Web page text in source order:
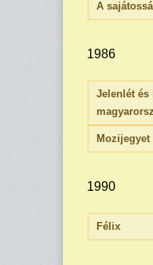
A
1986
Jelenlét és
Mozijegyet
1990
Félix